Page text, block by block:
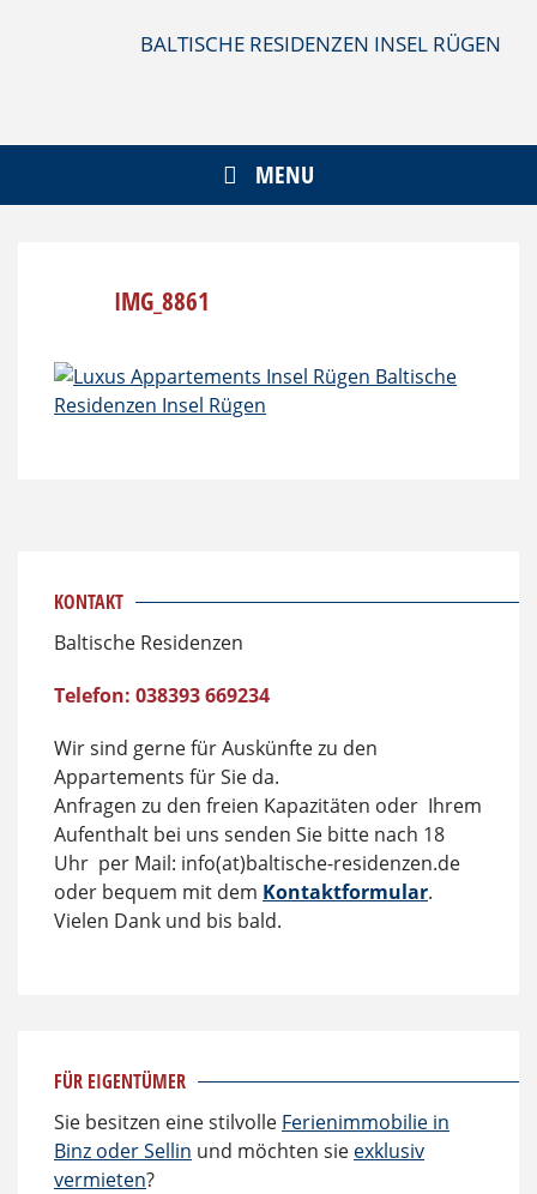
BALTISCHE RESIDENZEN INSEL RÜGEN
MENU
IMG_8861
KONTAKT
Baltische Residenzen
Telefon: 038393 669234
Wir sind gerne für Auskünfte zu den
Appartements für Sie da.
Anfragen zu den freien Kapazitäten oder Ihrem
Aufenthalt bei uns senden Sie bitte nach 18
Uhr per Mail: info(at)baltische-residenzen.de
oder bequem mit dem Kontaktformular.
Vielen Dank und bis bald.
FÜR EIGENTÜMER
Sie besitzen eine stilvolle Ferienimmobilie in
Binz oder Sellin und möchten sie exklusiv
vermieten?